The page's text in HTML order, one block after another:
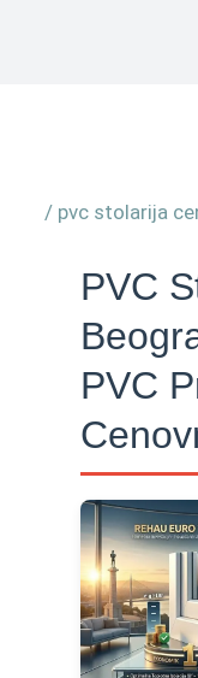
/ pvc stolarija
PVC
PVC